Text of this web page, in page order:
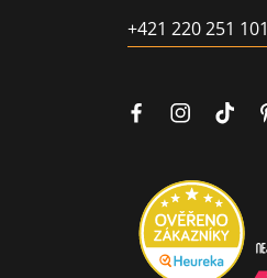
+421 220 251 101